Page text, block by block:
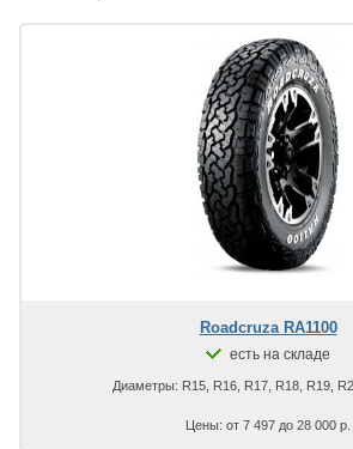
Roadcruza RA1100
есть на складе
Диаметры: R15, R16, R17, R18, R19,
Цены: от 7 497 до 28 000 р.